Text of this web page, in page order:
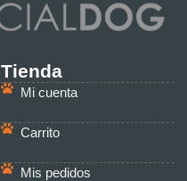
Tienda
Mi cuenta
Carrito
Mis pedidos